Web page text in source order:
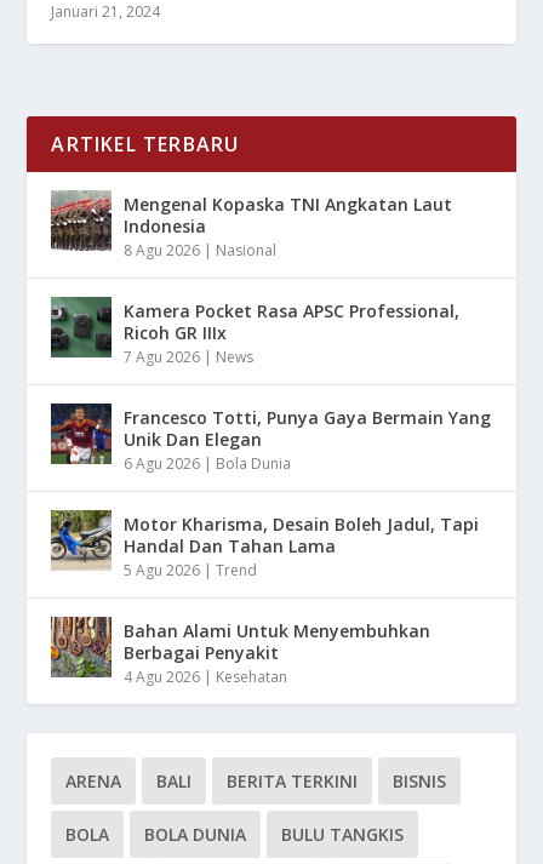
Januari 21, 2024
ARTIKEL TERBARU
Mengenal Kopaska TNI Angkatan Laut
Indonesia
8 Agu 2026 | Nasional
Kamera Pocket Rasa APSC Professional,
Ricoh GR IIIx
7 Agu 2026 | News
Francesco Totti, Punya Gaya Bermain Yang
Unik Dan Elegan
6 Agu 2026 | Bola Dunia
Motor Kharisma, Desain Boleh Jadul, Tapi
Handal Dan Tahan Lama
5 Agu 2026 |Trend
Bahan Alami Untuk Menyembuhkan
Berbagai Penyakit
4 Agu 2026 | Kesehatan
ARENA BALI BERITA TERKINI BISNIS
BOLA BOLA DUNIA BULU TANGKIS